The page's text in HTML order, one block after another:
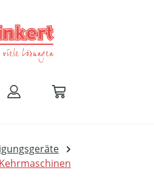
Kehrmaschinen